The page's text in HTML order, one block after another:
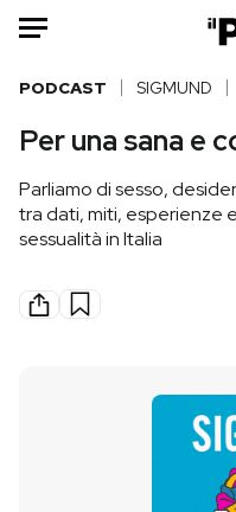
HOME
Italia
Mondo
Tecnologia
PODCAST SIGMUND
Per una sana e
Parliamo di sesso,
tra dati, miti, esperienze
sessualità in Italia